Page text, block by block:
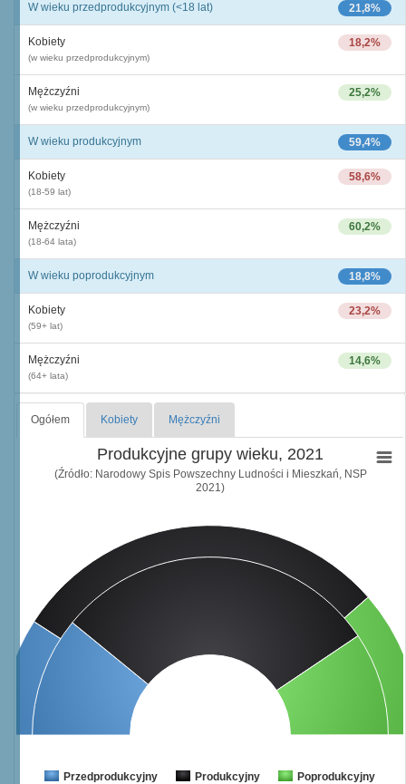
21,8%
W wieku przedprodukcyjnym (<18 lat)
18,2%
Kobiety
(w wieku przedprodukcyjnym)
25,2%
Mężczyźni
(w wieku przedprodukcyjnym)
59,4%
W wieku produkcyjnym
58,6%
Kobiety
(18-59 lat)
60,2%
Mężczyźni
(18-64 lata)
18,8%
W wieku poprodukcyjnym
23,2%
Kobiety
(59+ lat)
14,6%
Mężczyźni
(64+ lata)
Ogółem Kobiety Mężczyźni
Produkcyjne grupy wieku, 2021
(Źródło: Narodowy Spis Powszechny Ludności i Mieszkań, NSP
2021)
Przedprodukcyjny Produkcyjny Poprodukcyjny